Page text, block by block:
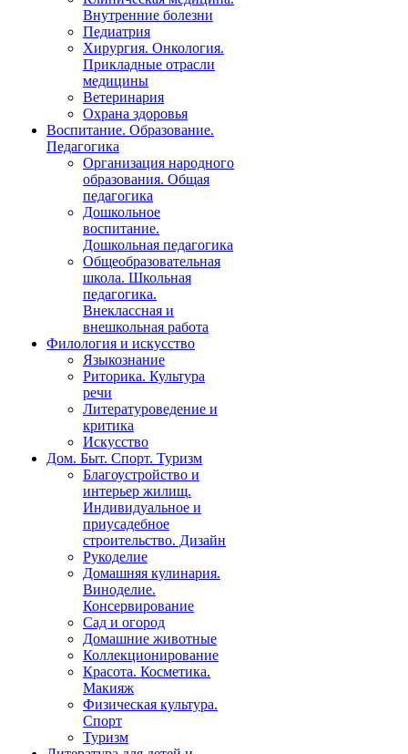
Внутренние болезни
Педиатрия
Хирургия. Онкология.
Прикладные отрасли
медицины
Ветеринария
Охрана здоровья
Воспитание. Образование.
Педагогика
Организация народного
образования. Общая
педагогика
Дошкольное
воспитание.
Дошкольная педагогика
Общеобразовательная
школа. Школьная
педагогика.
Внеклассная и
внешкольная работа
Филология и искусство
Языкознание
Риторика. Культура
речи
Литературоведение и
критика
Искусство
Дом. Быт. Спорт. Туризм
Благоустройство и
интерьер жилищ.
Индивидуальное и
приусадебное
строительство. Дизайн
Рукоделие
Домашняя кулинария.
Виноделие.
Консервирование
Сад и огород
Домашние животные
Коллекционирование
Красота. Косметика.
Макияж
Физическая культура.
Спорт
Туризм